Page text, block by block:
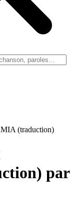
(traduction)
par